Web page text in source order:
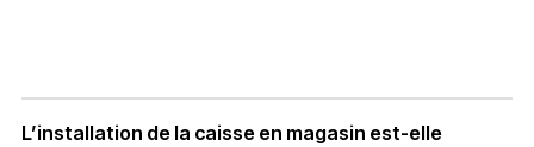
L’installation de la caisse en magasin est-elle